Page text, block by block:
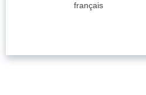
français